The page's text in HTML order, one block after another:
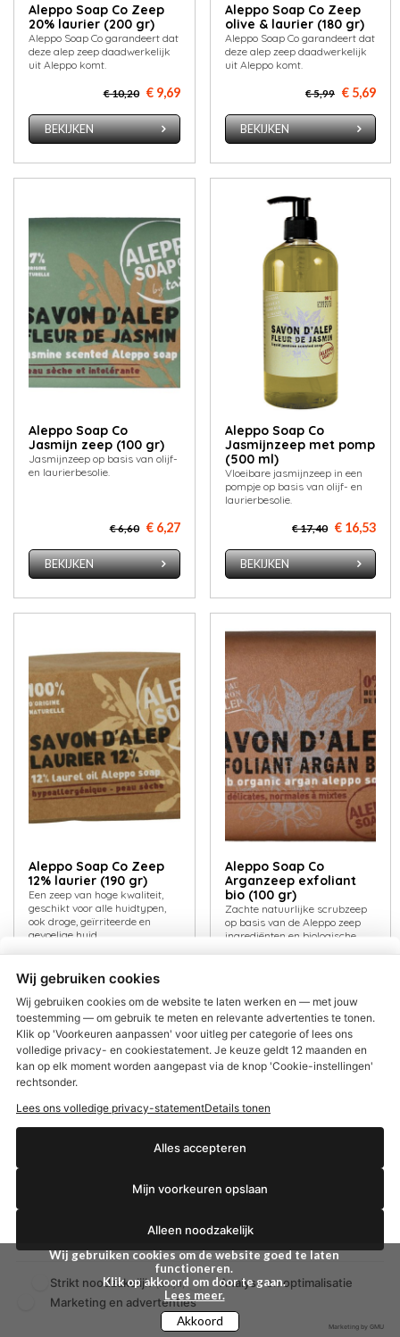
Aleppo Soap Co Zeep
20% laurier (200 gr)
Aleppo Soap Co garandeert dat
deze alep zeep daadwerkelijk
uit Aleppo komt.
€ 10,20 € 9,69
BEKIJKEN
Aleppo Soap Co Zeep
olive & laurier (180 gr)
Aleppo Soap Co garandeert dat
deze alep zeep daadwerkelijk
uit Aleppo komt.
€ 5,99 € 5,69
BEKIJKEN
Aleppo Soap Co
Jasmijn zeep (100 gr)
Jasmijnzeep op basis van olijf-
en laurierbesolie.
€ 6,60 € 6,27
BEKIJKEN
Aleppo Soap Co
Jasmijnzeep met pomp
(500 ml)
Vloeibare jasmijnzeep in een
pompje op basis van olijf- en
laurierbesolie.
€ 17,40 € 16,53
BEKIJKEN
Aleppo Soap Co Zeep
12% laurier (190 gr)
Een zeep van hoge kwaliteit,
geschikt voor alle huidtypen,
ook droge, geïrriteerde en
gevoelige huid
€ 7,80 € 7,41
BEKIJKEN
Aleppo Soap Co
Arganzeep exfoliant
bio (100 gr)
Zachte natuurlijke scrubzeep
op basis van de Aleppo zeep
ingrediënten en biologische
BEKIJKEN
Aleppo Soap Co Zeep
12% laurier met pomp
Aleppo Soap Co Zeep
12% laurier navul (1 ltr)
Wij gebruiken cookies om de website goed te laten
functioneren.
Klik op akkoord om door te gaan.
Lees meer.
Akkoord
Wij gebruiken cookies
Wij gebruiken cookies om de website te laten werken en — met jouw
toestemming — om gebruik te meten en relevante advertenties te tonen.
Klik op 'Voorkeuren aanpassen' voor uitleg per categorie of lees ons
volledige privacy- en cookiestatement. Je keuze geldt 12 maanden en
kan op elk moment worden aangepast via de knop 'Cookie-instellingen'
rechtsonder.
Lees ons volledige privacy-statementDetails tonen
Alles accepteren
Mijn voorkeuren opslaan
Alleen noodzakelijk
Strikt noodzakelijk(altijd)
Analyse en optimalisatie
Marketing en advertenties
Marketing by GMU
€2,50 korting?
Ja, ik wil korting